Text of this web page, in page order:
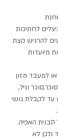
לחתיכות
להרגיש קצת
מיועדות
או למעבד מזון
וניל,
עד לקבלת גושי
תבנית האפיה.
ולכן לא